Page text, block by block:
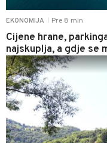
EKONOMIJA Pre 8 min
Cijene hrane,
najskuplja, a gdje se